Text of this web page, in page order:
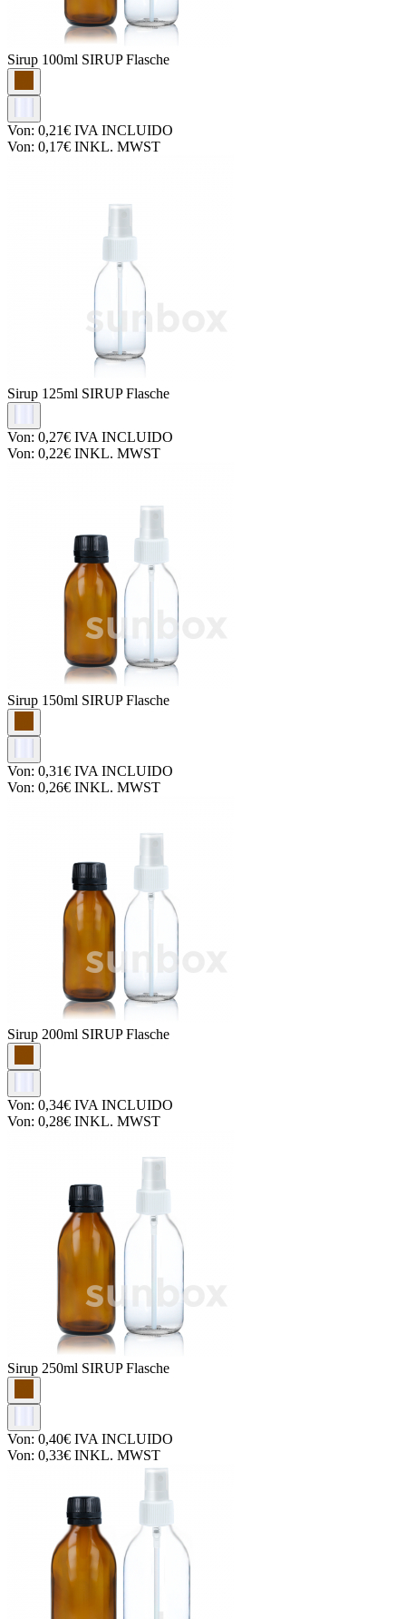
Sirup 100ml SIRUP Flasche
Von: 0,21€ IVA INCLUIDO
Von: 0,17€ INKL. MWST
Sirup 125ml SIRUP Flasche
Von: 0,27€ IVA INCLUIDO
Von: 0,22€ INKL. MWST
Sirup 150ml SIRUP Flasche
Von: 0,31€ IVA INCLUIDO
Von: 0,26€ INKL. MWST
Sirup 200ml SIRUP Flasche
Von: 0,34€ IVA INCLUIDO
Von: 0,28€ INKL. MWST
Sirup 250ml SIRUP Flasche
Von: 0,40€ IVA INCLUIDO
Von: 0,33€ INKL. MWST